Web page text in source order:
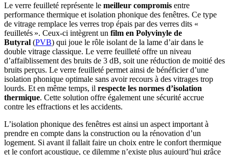
Le verre feuilleté représente le meilleur compromis entre
performance thermique et isolation phonique des fenêtres. Ce type
de vitrage remplace les verres trop épais par des verres dits «
feuilletés ». Ceux-ci intègrent un film en Polyvinyle de
Butyral (PVB) qui joue le rôle isolant de la lame d’air dans le
double vitrage classique. Le verre feuilleté offre un niveau
d’affaiblissement des bruits de 3 dB, soit une réduction de moitié des
bruits perçus. Le verre feuilleté permet ainsi de bénéficier d’une
isolation phonique optimale sans avoir recours à des vitrages trop
lourds. Et en même temps, il respecte les normes d’isolation
thermique. Cette solution offre également une sécurité accrue
contre les effractions et les accidents.
L’isolation phonique des fenêtres est ainsi un aspect important à
prendre en compte dans la construction ou la rénovation d’un
logement. Si avant il fallait faire un choix entre le confort thermique
et le confort acoustique, ce dilemme n’existe plus aujourd’hui grâce